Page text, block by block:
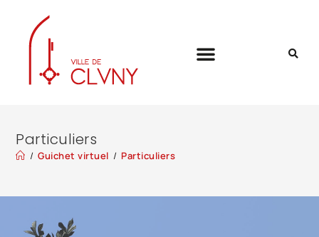
Particuliers
/ Guichet virtuel / Particuliers